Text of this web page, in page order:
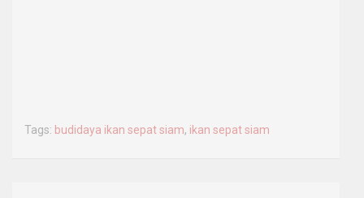
Tags: budidaya ikan sepat siam, ikan sepat siam